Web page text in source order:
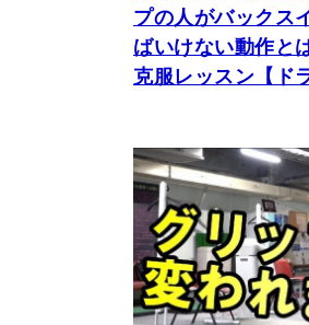
プの人がバックス
ばいけない動作と
克服レッスン【ド